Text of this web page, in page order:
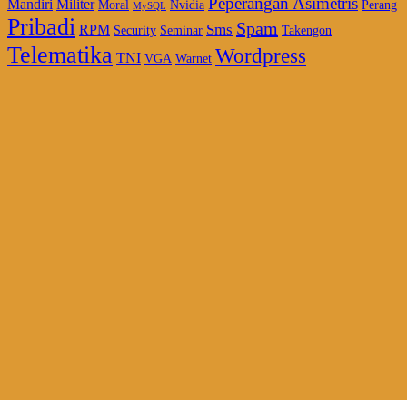
Mandiri Militer Moral MySQL Nvidia Perang
Pribadi RPM Security Seminar Sms Spam Takengon
Telematika TNI VGA Warnet Wordpress